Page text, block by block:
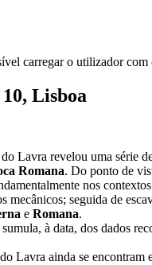
carregar o utilizador
Lisboa
Lavra revelou uma série
Romana. Do ponto de
nos
mecânicos; seguida de
e Romana.
à data, dos dados
Lavra ainda se